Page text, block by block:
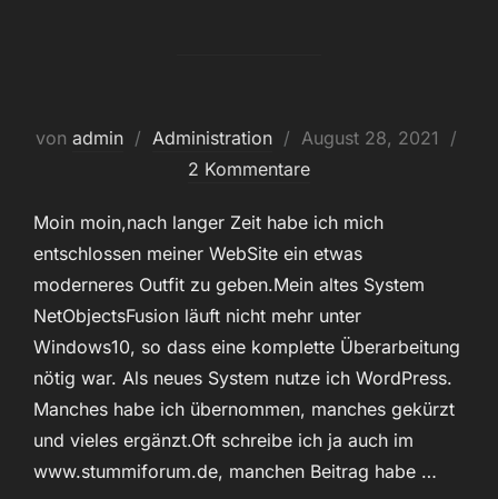
von admin Administration
Veröffentlicht
am
August 28, 2021
2 Kommentare
Moin moin,nach langer Zeit habe ich mich
entschlossen meiner WebSite ein etwas
moderneres Outfit zu geben.Mein altes System
NetObjectsFusion läuft nicht mehr unter
Windows10, so dass eine komplette Überarbeitung
nötig war. Als neues System nutze ich WordPress.
Manches habe ich übernommen, manches gekürzt
und vieles ergänzt.Oft schreibe ich ja auch im
www.stummiforum.de, manchen Beitrag habe …